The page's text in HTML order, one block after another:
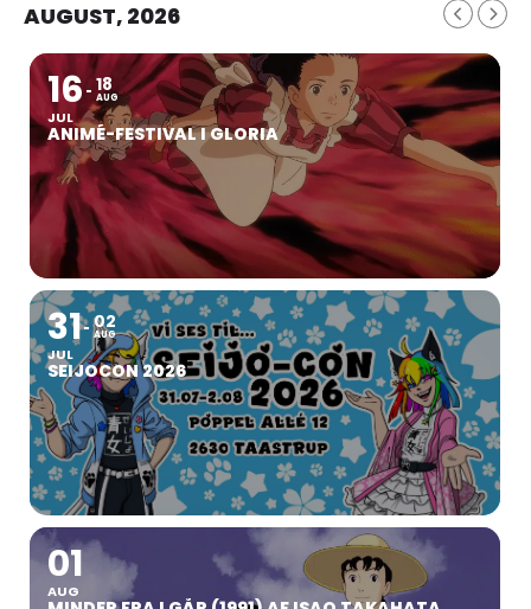
AUGUST, 2026
16
JUL
18
AUG
ANIMÉ-FESTIVAL I GLORIA
31
JUL
02
AUG
SEIJOCON 2026
01
AUG